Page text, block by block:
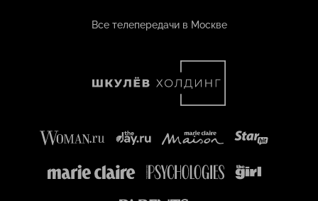
Все телепередачи в Москве